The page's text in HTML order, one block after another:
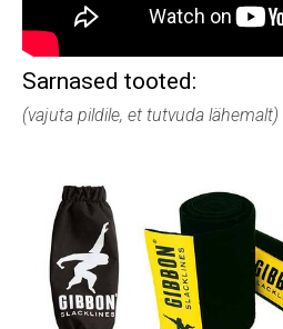
Sarnased tooted:
(vajuta pildile, et tutvuda lähemalt)